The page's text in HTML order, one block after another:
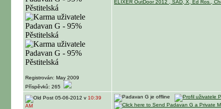
Registrován: May 2009
Příspěvků: 265
ELIXER OutDoor 2012 , SAD, X, Ed Ros.,
05-06-2012 v 10:39
AM